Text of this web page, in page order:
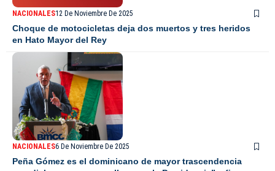
NACIONALES12 De Noviembre De 2025
Choque de motocicletas deja dos muertos y tres heridos
en Hato Mayor del Rey
NACIONALES6 De Noviembre De 2025
Peña Gómez es el dominicano de mayor trascendencia